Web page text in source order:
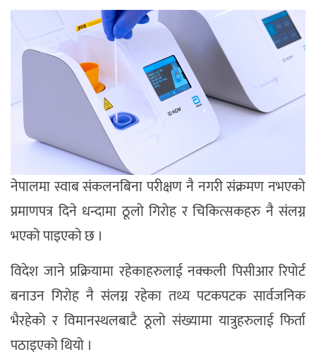
नेपालमा स्वाब संकलनबिना परीक्षण नै नगरी संक्रमण नभएको
प्रमाणपत्र दिने धन्दामा ठूलो गिरोह र चिकित्सकहरु नै संलग्न
भएको पाइएको छ ।
विदेश जाने प्रक्रियामा रहेकाहरुलाई नक्कली पिसीआर रिपोर्ट
बनाउन गिरोह नै संलग्न रहेका तथ्य पटकपटक सार्वजनिक
भैरहेको र विमानस्थलबाटै ठूलो संख्यामा यात्रुहरुलाई फिर्ता
पठाइएको थियो ।